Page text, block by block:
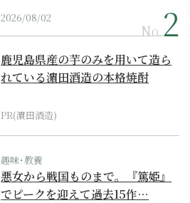
2026/08/02
No.
鹿児島県産の芋のみを用いて造ら
れている濵田酒造の本格焼酎
PR(濵田酒造)
趣味･教養
悪女から戦国ものまで。『篤姫』
でピークを迎えて過去15作…